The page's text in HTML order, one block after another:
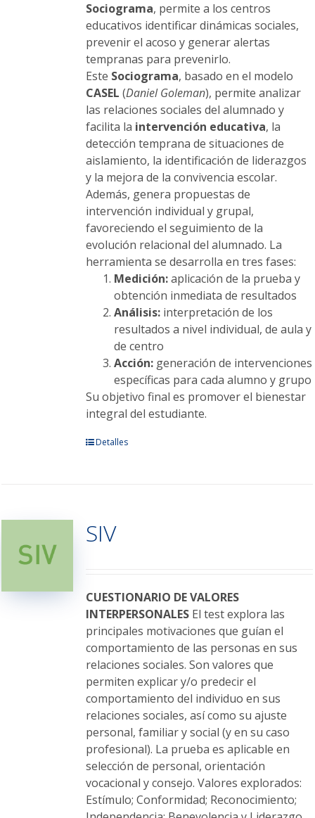
Sociograma, permite a los centros
educativos identificar dinámicas sociales,
prevenir el acoso y generar alertas
tempranas para prevenirlo.
Este Sociograma, basado en el modelo
CASEL (Daniel Goleman), permite analizar
las relaciones sociales del alumnado y
facilita la intervención educativa, la
detección temprana de situaciones de
aislamiento, la identificación de liderazgos
y la mejora de la convivencia escolar.
Además, genera propuestas de
intervención individual y grupal,
favoreciendo el seguimiento de la
evolución relacional del alumnado. La
herramienta se desarrolla en tres fases:
Medición:aplicación de la prueba y
obtención inmediata de resultados
Análisis:interpretación de los
resultados a nivel individual, de aula y
de centro
Acción:generación de intervenciones
específicas para cada alumno y grupo
Su objetivo final es promover el bienestar
integral del estudiante.
Este
Las
opciones
elegir
en
la
página
de
producto
Detalles
SIV
CUESTIONARIO DE VALORES
INTERPERSONALESEl test explora las
principales motivaciones que guían el
comportamiento de las personas en sus
relaciones sociales. Son valores que
permiten explicar y/o predecir el
comportamiento del individuo en sus
relaciones sociales, así como su ajuste
personal, familiar y social (y en su caso
profesional). La prueba es aplicable en
selección de personal, orientación
vocacional y consejo. Valores explorados:
Estímulo; Conformidad; Reconocimiento;